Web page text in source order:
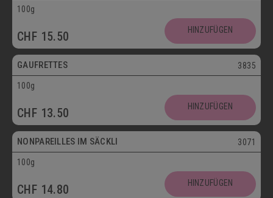
100g
CHF 15.50 HINZUFÜGEN
Postversand
GAUFRETTES 3835
100g
CHF 13.50 HINZUFÜGEN
Postversand
NONPAREILLES IM SÄCKLI 3071
100g
CHF 14.80 HINZUFÜGEN